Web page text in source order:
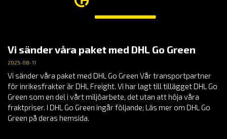
Vi sänder våra paket med DHL Go Green
2025-08-11
Vi sänder våra paket med DHL Go Green Vår transportpartner
för inrikesfrakter är DHL Freight. Vi har lagt till tillägget DHL Go
Green som en del i vårt miljöarbete, det utan att höja våra
fraktpriser. I DHL Go Green ingår följande; Läs mer om DHL Go
Green på deras hemsida.